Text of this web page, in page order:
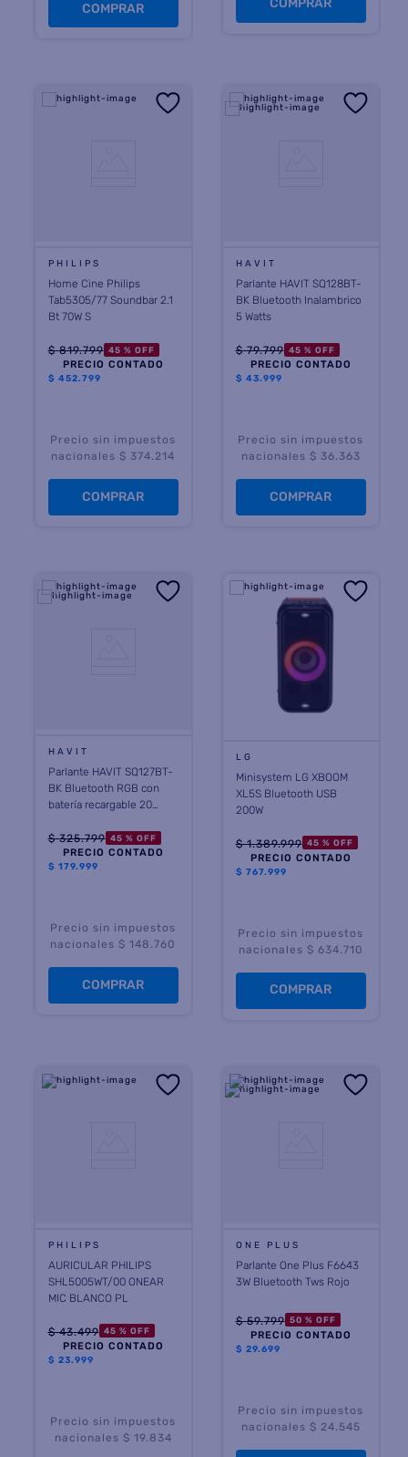
COMPRAR COMPRAR
PHILIPS
Home Cine Philips
Tab5305/77 Soundbar 2.1
Bt 70W S
$ 819.799 45 % OFF
PRECIO CONTADO
$ 452.799
Precio sin impuestos
nacionales $ 374.214
COMPRAR
HAVIT
Parlante HAVIT SQ128BT-
BK Bluetooth Inalambrico
5 Watts
$ 79.799 45 % OFF
PRECIO CONTADO
$ 43.999
Precio sin impuestos
nacionales $ 36.363
COMPRAR
HAVIT
Parlante HAVIT SQ127BT-
BK Bluetooth RGB con
batería recargable 20
$ 325.799 45 % OFF
PRECIO CONTADO
$ 179.999
Precio sin impuestos
nacionales $ 148.760
COMPRAR
LG
Minisystem LG XBOOM
XL5S Bluetooth USB
200W
$ 1.389.999 45 % OFF
PRECIO CONTADO
$ 767.999
Precio sin impuestos
nacionales $ 634.710
COMPRAR
PHILIPS
AURICULAR PHILIPS
SHL5005WT/00 ONEAR
MIC BLANCO PL
$ 43.499 45 % OFF
PRECIO CONTADO
$ 23.999
Precio sin impuestos
nacionales $ 19.834
ONE PLUS
Parlante One Plus F6643
3W Bluetooth Tws Rojo
$ 59.799 50 % OFF
PRECIO CONTADO
$ 29.699
Precio sin impuestos
nacionales $ 24.545